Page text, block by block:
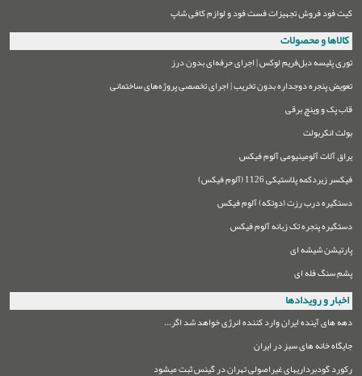
کیت فود فروش تجهیزات فست فود و لوازم کافی شاپ
کالاها و محصولات
توری پلیسه دبل‌فریم لوکس | اجرای حرفه‌ای بدون درز
تعویض پنجره دوجداره بدون تخریب | اجرای تخصصی پروژه‌های ساختمانی
قاب پک و وینچ برقی
بولت انکربولت
یراق آلات آلومینیومی آلوم فیکس
فیکسر زیردکمه پلاستیکی 1126 (آلوم فیکس)
دستگیره درب رزت (دوتکه) آلوم فیکس
دستگیره پنجره تک زبانه آلوم فیکس
پارتیشن شیشه ای
پشم سنگ فله ای
اخبار و رویدادها
دهه های آینده ایران وارد کننده انرژی خواهد شد اگر...
جایگاه خانه های سبز در ایران
رکورد گودبرداریهای غیراصولی تهران در گینس ثبت میشود